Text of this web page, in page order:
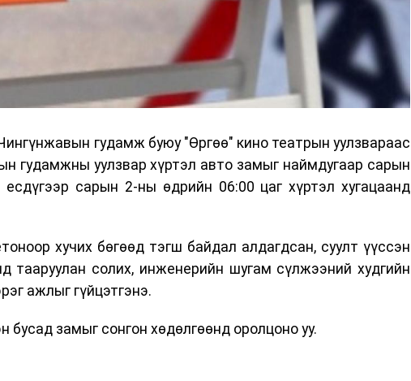
гудамж буюу "Өргөө" кино театрын уулзвараас
гудамжны уулзвар хүртэл авто замыг наймдугаар сарын
сарын 2-ны өдрийн 06:00 цаг хүртэл хугацаанд
хучих бөгөөд тэгш байдал алдагдсан, суулт үүссэн
тааруулан солих, инженерийн шугам сүлжээний худгийн
ажлыг гүйцэтгэнэ.
бусад замыг сонгон хөдөлгөөнд оролцоно уу.